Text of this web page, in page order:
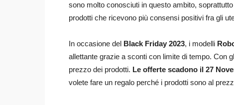
sono molto conosciuti in questo ambito,
prodotti che ricevono più consensi positivi fra gli
In occasione del Black Friday 2023, i modelli
allettante grazie a sconti con limite di tempo. Con
prezzo dei prodotti. Le offerte scadono il 27
volete fare un regalo perché i prodotti sono al